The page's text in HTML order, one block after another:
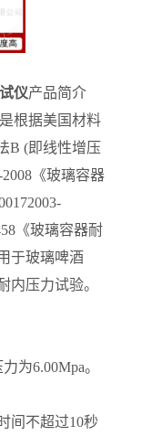
仪产品简介
根据美国材料
B (即线性增压
《玻璃容器
《玻璃容器耐
于玻璃啤酒
内压力试验。
为6.00Mpa。
间不超过10秒